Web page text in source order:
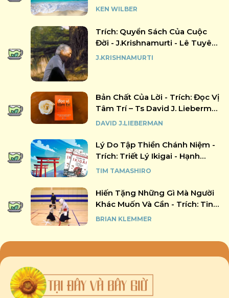
Của Thức (những Trích Đoạn) -
Being, Tác Giả: Ken Wilber, Từ
Hoá Hoàng Lan Dịch Việt,
KEN WILBER
Trích: Quyển Sách Của Cuộc
Đời - J.krishnamurti - Lê Tuyên
Dịch, Nxb Hồng Đức
J.KRISHNAMURTI
Bản Chất Của Lời - Trích: Đọc Vị
Tâm Trí – Ts David J. Lieberman
- Người Dịch: Quế Chi - Nxb Dân
DAVID J.LIEBERMAN
Lý Do Tập Thiền Chánh Niệm -
Trích: Triết Lý Ikigai - Hạnh
Phúc Và Mục Đích Sống Của
Người Dịch: Tiểu Long - Nxb
Hồng Đức, 2020
TIM TAMASHIRO
Hiến Tặng Những Gì Mà Người
Khác Muốn Và Cần - Trích: Tinh
Thần Samurai Trong Thế Giới
BRIAN KLEMMER